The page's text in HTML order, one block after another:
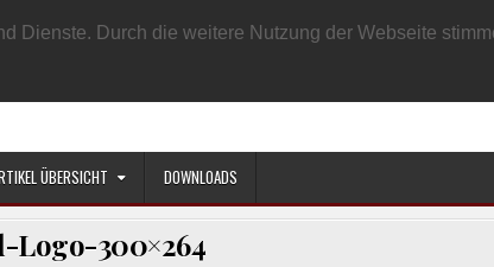
Dienste. Durch die weitere Nutzung der Webseite
BENUTZER DATENSCHUTZRICHTLINIE IMPRESSUM SAMPLE PAGE
ÜBERSICHT DOWNLOADS
Logo-300×264